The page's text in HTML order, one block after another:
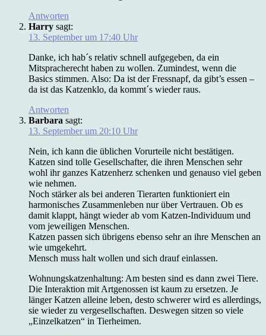
Antworten
Harry sagt:
13. September um 17:40 Uhr
Danke, ich hab´s relativ schnell aufgegeben, da ein
Mitspracherecht haben zu wollen. Zumindest, wenn die
Basics stimmen. Also: Da ist der Fressnapf, da gibt’s essen –
da ist das Katzenklo, da kommt´s wieder raus.
Antworten
Barbara sagt:
13. September um 20:10 Uhr
Nein, ich kann die üblichen Vorurteile nicht bestätigen.
Katzen sind tolle Gesellschafter, die ihren Menschen sehr
wohl ihr ganzes Katzenherz schenken und genauso viel geben
wie nehmen.
Noch stärker als bei anderen Tierarten funktioniert ein
harmonisches Zusammenleben nur über Vertrauen. Ob es
damit klappt, hängt wieder ab vom Katzen-Individuum und
vom jeweiligen Menschen.
Katzen passen sich übrigens ebenso sehr an ihre Menschen an
wie umgekehrt.
Mensch muss halt wollen und sich drauf einlassen.
Wohnungskatzenhaltung: Am besten sind es dann zwei Tiere.
Die Interaktion mit Artgenossen ist kaum zu ersetzen. Je
länger Katzen alleine leben, desto schwerer wird es allerdings,
sie wieder zu vergesellschaften. Deswegen sitzen so viele
„Einzelkatzen“ in Tierheimen.